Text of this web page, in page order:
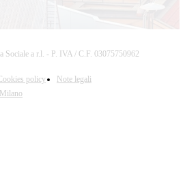
a r.l. - P. IVA / C.F. 03075750962
policy
Note legali